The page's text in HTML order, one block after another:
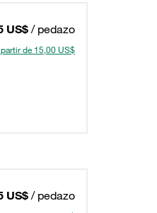
US$/ pedazo
de 15,00 US$
US$/ pedazo